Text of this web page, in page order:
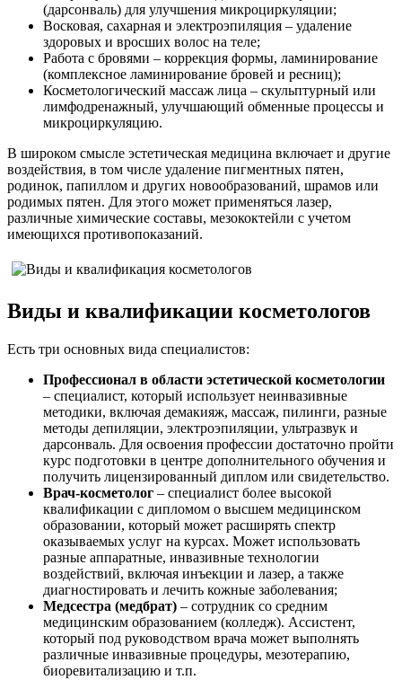
(дарсонваль) для улучшения микроциркуляции;
Восковая, сахарная и электроэпиляция – удаление
здоровых и вросших волос на теле;
Работа с бровями – коррекция формы, ламинирование
(комплексное ламинирование бровей и ресниц);
Косметологический массаж лица – скульптурный или
лимфодренажный, улучшающий обменные процессы и
микроциркуляцию.
В широком смысле эстетическая медицина включает и другие
воздействия, в том числе удаление пигментных пятен,
родинок, папиллом и других новообразований, шрамов или
родимых пятен. Для этого может применяться лазер,
различные химические составы, мезококтейли с учетом
имеющихся противопоказаний.
Виды и квалификации косметологов
Есть три основных вида специалистов:
Профессионал в области эстетической косметологии
– специалист, который использует неинвазивные
методики, включая демакияж, массаж, пилинги, разные
методы депиляции, электроэпиляции, ультразвук и
дарсонваль. Для освоения профессии достаточно пройти
курс подготовки в центре дополнительного обучения и
получить лицензированный диплом или свидетельство.
Врач-косметолог – специалист более высокой
квалификации с дипломом о высшем медицинском
образовании, который может расширять спектр
оказываемых услуг на курсах. Может использовать
разные аппаратные, инвазивные технологии
воздействий, включая инъекции и лазер, а также
диагностировать и лечить кожные заболевания;
Медсестра (медбрат) – сотрудник со средним
медицинским образованием (колледж). Ассистент,
который под руководством врача может выполнять
различные инвазивные процедуры, мезотерапию,
биоревитализацию и т.п.